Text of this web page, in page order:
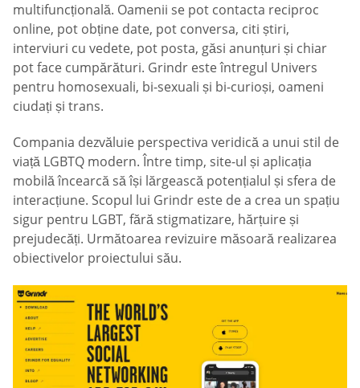
multifuncțională. Oamenii se pot contacta reciproc
online, pot obține date, pot conversa, citi știri,
interviuri cu vedete, pot posta, găsi anunțuri și chiar
pot face cumpărături. Grindr este întregul Univers
pentru homosexuali, bi-sexuali și bi-curioși, oameni
ciudați și trans.
Compania dezvăluie perspectiva veridică a unui stil de
viață LGBTQ modern. Între timp, site-ul și aplicația
mobilă încearcă să își lărgească potențialul și sfera de
interacțiune. Scopul lui Grindr este de a crea un spațiu
sigur pentru LGBT, fără stigmatizare, hărțuire și
prejudecăți. Următoarea revizuire măsoară realizarea
obiectivelor proiectului său.